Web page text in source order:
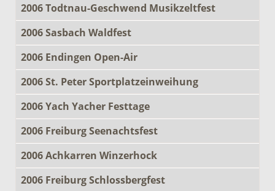
2006 Todtnau-Geschwend Musikzeltfest
2006 Sasbach Waldfest
2006 Endingen Open-Air
2006 St. Peter Sportplatzeinweihung
2006 Yach Yacher Festtage
2006 Freiburg Seenachtsfest
2006 Achkarren Winzerhock
2006 Freiburg Schlossbergfest